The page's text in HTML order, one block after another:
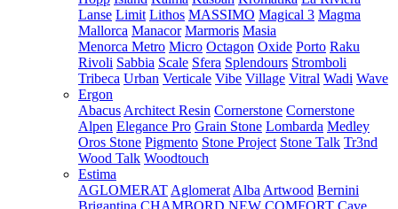
Lanse Limit Lithos MASSIMO Magical 3 Magma
Mallorca Manacor Marmoris Masia
Menorca Metro Micro Octagon Oxide Porto Raku
Rivoli Sabbia Scale Sfera Splendours Stromboli
Tribeca Urban Verticale Vibe Village Vitral Wadi Wave
Ergon
Abacus Architect Resin Cornerstone Cornerstone
Alpen Elegance Pro Grain Stone Lombarda Medley
Oros Stone Pigmento Stone Project Stone Talk Tr3nd
Wood Talk Woodtouch
Estima
AGLOMERAT Aglomerat Alba Artwood Bernini